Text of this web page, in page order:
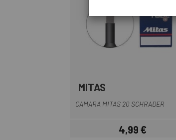
MITAS
CAMARA MITAS 20 SCHRADER
Precio
4,99 €